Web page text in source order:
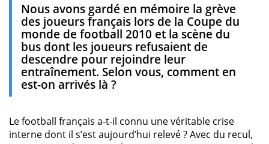
Nous avons gardé en mémoire la grève
des joueurs français lors de la Coupe du
monde de football 2010 et la scène du
bus dont les joueurs refusaient de
descendre pour rejoindre leur
entraînement. Selon vous, comment en
est-on arrivés là ?
Le football français a-t-il connu une véritable crise
interne dont il s’est aujourd’hui relevé ? Avec du recul,